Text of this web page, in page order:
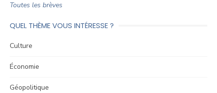
Toutes les brèves
QUEL THÈME VOUS INTÉRESSE ?
Culture
Économie
Géopolitique